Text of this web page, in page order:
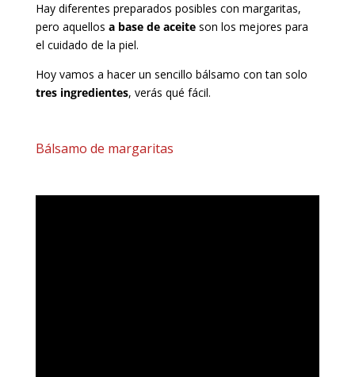
Hay diferentes preparados posibles con margaritas,
pero aquellos a base de aceiteson los mejores para
el cuidado de la piel.
Hoy vamos a hacer un sencillo bálsamo con tan solo
tres ingredientes, verás qué fácil.
Bálsamo de margaritas